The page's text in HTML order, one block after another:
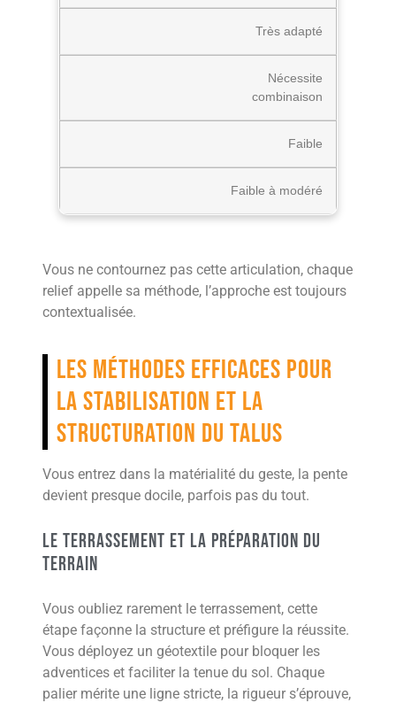
Très adapté
Nécessite
combinaison
Faible
Faible à modéré
Vous ne contournez pas cette articulation, chaque
relief appelle sa méthode, l’approche est toujours
contextualisée.
Les méthodes efficaces pour
la stabilisation et la
structuration du talus
Vous entrez dans la matérialité du geste, la pente
devient presque docile, parfois pas du tout.
Le terrassement et la préparation du
terrain
Vous oubliez rarement le terrassement, cette
étape façonne la structure et préfigure la réussite.
Vous déployez un géotextile pour bloquer les
adventices et faciliter la tenue du sol. Chaque
palier mérite une ligne stricte, la rigueur s’éprouve,